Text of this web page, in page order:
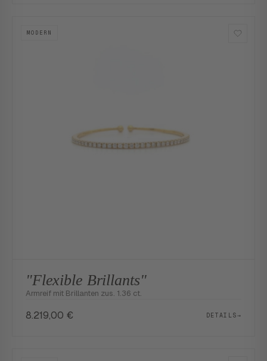
MODERN
"Flexible Brillants"
Armreif mit Brillanten zus. 1.36 ct.
8.219,00 € DETAILS→